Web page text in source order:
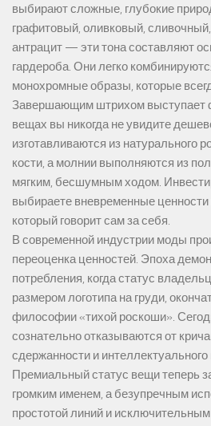
выбирают сложные, глубокие
графитовый, оливковый,
антрацит — эти тона составляют
гардероба. Они легко
монохромные образы, которые
Завершающим штрихом выступает
вещах вы никогда не увидите
изготавливаются из натурального
кости, а молнии выполняются из
мягким, бесшумным ходом.
выбираете вневременные
который говорит сам за себя.
В современной индустрии моды
переоценка ценностей. Эпоха
потребления, когда статус
размером логотипа на груди,
философии «тихой роскоши».
сознательно отказываются от
сдержанности и интеллектуального
Премиальный статус вещи теперь
громким именем, а безупречным
простотой линий и